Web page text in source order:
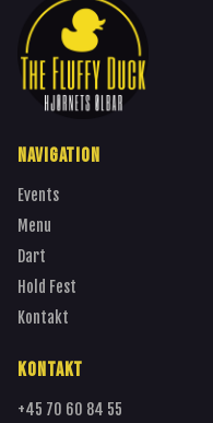
NAVIGATION
Events
Menu
Dart
Hold Fest
Kontakt
KONTAKT
+45 70 60 84 55